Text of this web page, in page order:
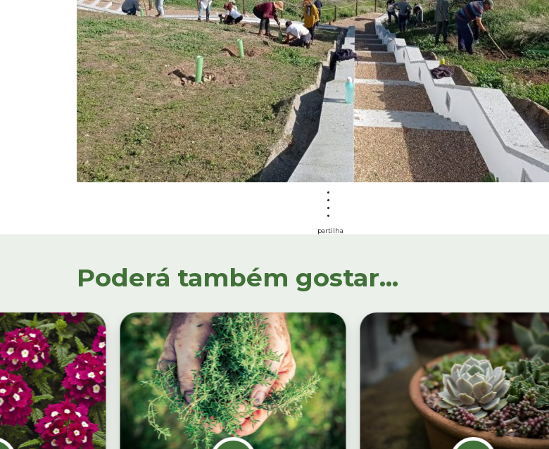
partilha
Poderá também gostar...